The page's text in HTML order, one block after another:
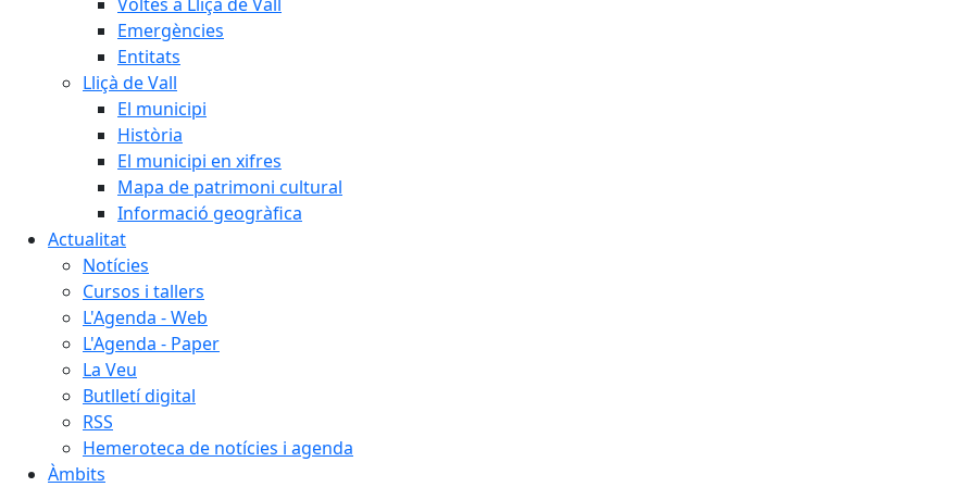
Emergències
Entitats
Lliçà de Vall
El municipi
Història
El municipi en xifres
Mapa de patrimoni cultural
Informació geogràfica
Actualitat
Notícies
Cursos i tallers
L'Agenda - Web
L'Agenda - Paper
La Veu
Butlletí digital
RSS
Hemeroteca de notícies i agenda
Àmbits